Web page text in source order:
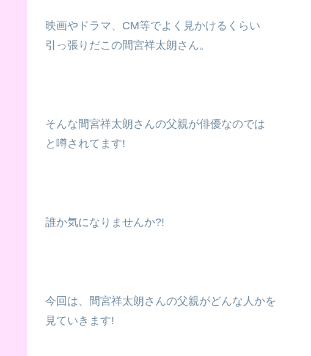
映画やドラマ、CM等でよく見かけるくらい
引っ張りだこの間宮祥太朗さん。
そんな間宮祥太朗さんの父親が俳優なのでは
と噂されてます!
誰か気になりませんか?!
今回は、間宮祥太朗さんの父親がどんな人かを
見ていきます!